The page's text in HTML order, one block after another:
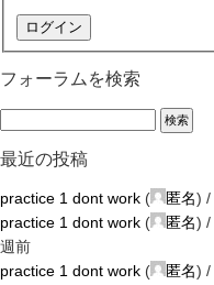
ログイン
フォーラムを検索
最近の投稿
practice 1 dont work ( 匿名) /
practice 1 dont work ( 匿名) /
週前
practice 1 dont work ( 匿名) /